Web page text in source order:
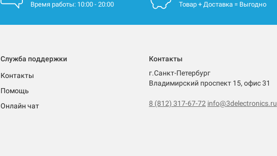
Время работы: 10:00 - 20:00 Товар + Доставка = Выгодно
Служба поддержки
Контакты
Помощь
Онлайн чат
Контакты
г.Санкт-Петербург
Владимирский проспект 15, офис 31
8 (812) 317-67-72 info@3delectronics.ru